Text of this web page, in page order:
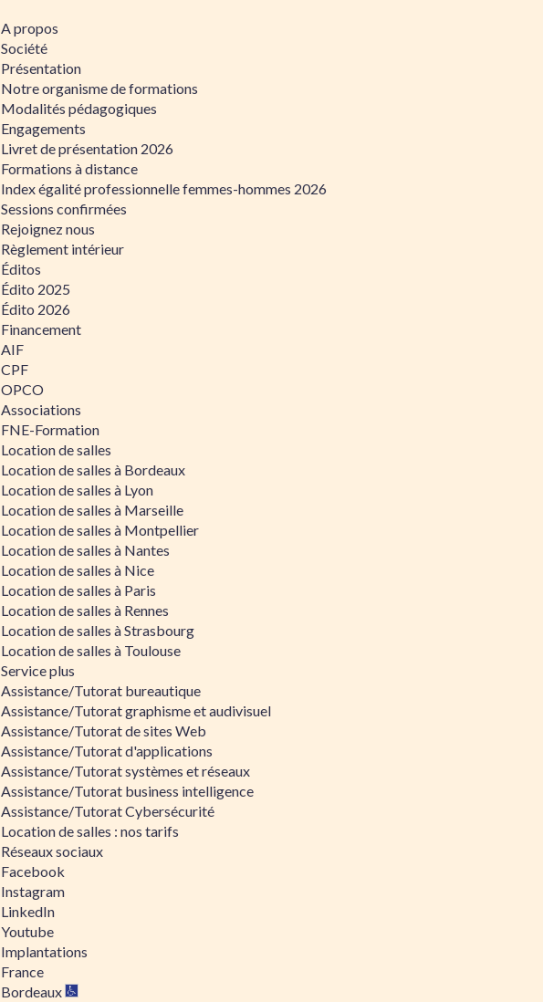
A propos
Société
Présentation
Notre organisme de formations
Modalités pédagogiques
Engagements
Livret de présentation 2026
Formations à distance
Index égalité professionnelle femmes-hommes 2026
Sessions confirmées
Rejoignez nous
Règlement intérieur
Éditos
Édito 2025
Édito 2026
Financement
AIF
CPF
OPCO
Associations
FNE-Formation
Location de salles
Location de salles à Bordeaux
Location de salles à Lyon
Location de salles à Marseille
Location de salles à Montpellier
Location de salles à Nantes
Location de salles à Nice
Location de salles à Paris
Location de salles à Rennes
Location de salles à Strasbourg
Location de salles à Toulouse
Service plus
Assistance/Tutorat bureautique
Assistance/Tutorat graphisme et audivisuel
Assistance/Tutorat de sites Web
Assistance/Tutorat d'applications
Assistance/Tutorat systèmes et réseaux
Assistance/Tutorat business intelligence
Assistance/Tutorat Cybersécurité
Location de salles : nos tarifs
Réseaux sociaux
Facebook
Instagram
LinkedIn
Youtube
Implantations
France
Bordeaux